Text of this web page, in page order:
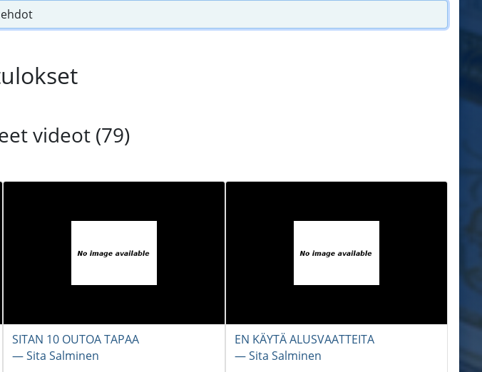
videot (79)
SITAN 10 OUTOA TAPAA
― Sita Salminen
EN KÄYTÄ ALUSVAATTEITA
― Sita Salminen